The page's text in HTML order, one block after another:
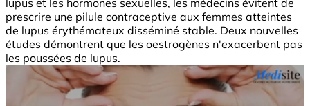
prescrire une pilule contraceptive aux femmes atteintes
de lupus érythémateux disséminé stable. Deux nouvelles
études démontrent que les oestrogènes n'exacerbent pas
les poussées de lupus.